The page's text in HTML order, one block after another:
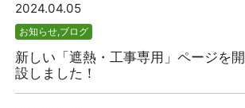
2024.04.05
お知らせ,ブログ
新しい「遮熱・工事専用」ページを開
設しました！